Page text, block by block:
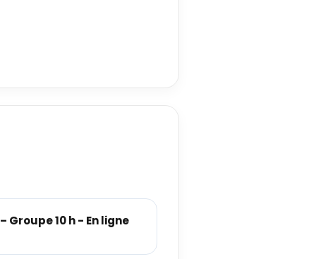
Groupe 10 h - En ligne